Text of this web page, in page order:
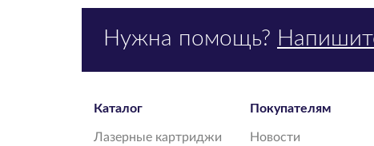
Нужна помощь?
Каталог
Лазерные картриджи
Покупателям
Новости